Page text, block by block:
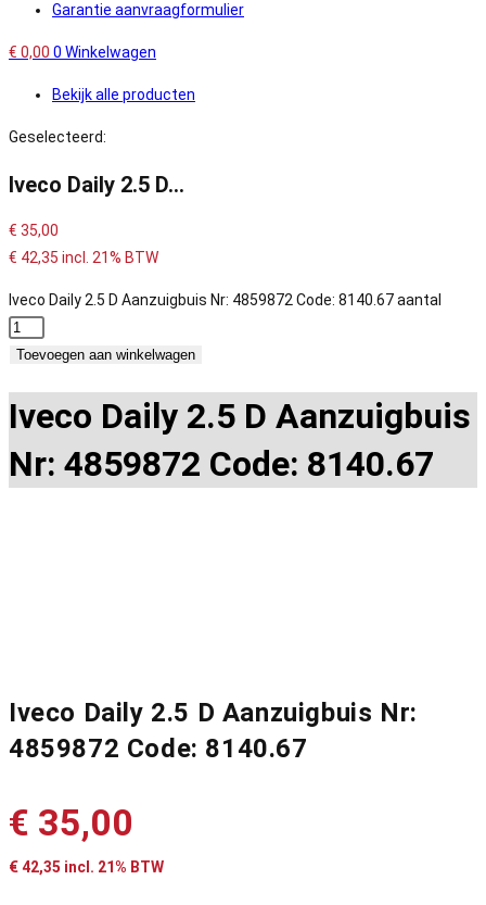
Garantie aanvraagformulier
€ 0,00 0 Winkelwagen
Bekijk alle producten
Geselecteerd:
Iveco Daily 2.5 D…
€ 35,00
€ 42,35 incl. 21% BTW
Iveco Daily 2.5 D Aanzuigbuis Nr: 4859872 Code: 8140.67 aantal
Toevoegen aan winkelwagen
Iveco Daily 2.5 D Aanzuigbuis
Nr: 4859872 Code: 8140.67
Iveco Daily 2.5 D Aanzuigbuis Nr:
4859872 Code: 8140.67
€ 35,00
€42,35 incl. 21% BTW